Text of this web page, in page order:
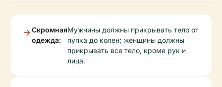
Скромная
одежда:
Мужчины должны прикрывать тело от
пупка до колен; женщины должны
прикрывать все тело, кроме рук и
лица.